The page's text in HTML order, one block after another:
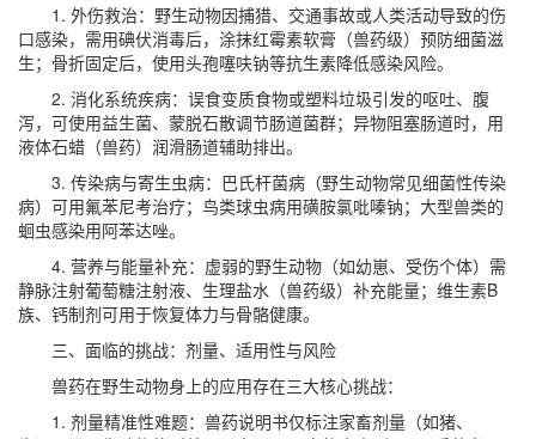
1. 外伤救治：野生动物因捕猎、交通事故或人类活动导致的伤
口感染，需用碘伏消毒后，涂抹红霉素软膏（兽药级）预防细菌滋
生；骨折固定后，使用头孢噻呋钠等抗生素降低感染风险。
2. 消化系统疾病：误食变质食物或塑料垃圾引发的呕吐、腹
泻，可使用益生菌、蒙脱石散调节肠道菌群；异物阻塞肠道时，用
液体石蜡（兽药）润滑肠道辅助排出。
3. 传染病与寄生虫病：巴氏杆菌病（野生动物常见细菌性传染
病）可用氟苯尼考治疗；鸟类球虫病用磺胺氯吡嗪钠；大型兽类的
蛔虫感染用阿苯达唑。
4. 营养与能量补充：虚弱的野生动物（如幼崽、受伤个体）需
静脉注射葡萄糖注射液、生理盐水（兽药级）补充能量；维生素B
族、钙制剂可用于恢复体力与骨骼健康。
三、面临的挑战：剂量、适用性与风险
兽药在野生动物身上的应用存在三大核心挑战：
1. 剂量精准性难题：兽药说明书仅标注家畜剂量（如猪、